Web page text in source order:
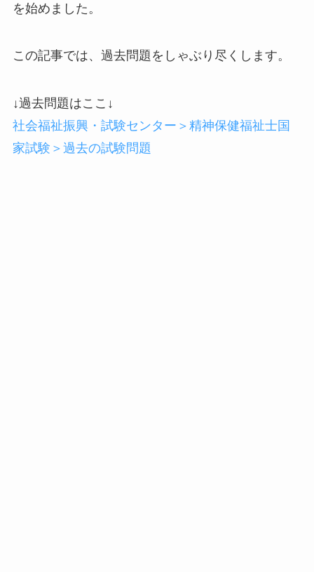
を始めました。
この記事では、過去問題をしゃぶり尽くします。
↓過去問題はここ↓
社会福祉振興・試験センター＞精神保健福祉士国
家試験＞過去の試験問題